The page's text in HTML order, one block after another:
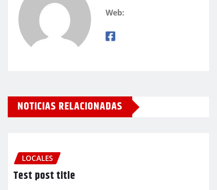
Web:
NOTICIAS RELACIONADAS
LOCALES
Test post title